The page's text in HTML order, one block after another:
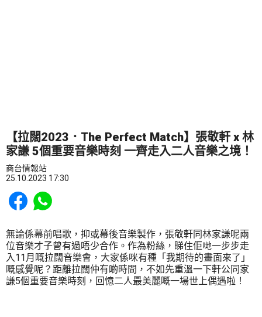
【拉闊2023．The Perfect Match】張敬軒 x 林
家謙 5個重要音樂時刻 一齊走入二人音樂之境！
商台情報站
25.10.2023 17:30
Share to Facebook
Share to WhatsApp
無論係幕前唱歌，抑或幕後音樂製作，張敬軒同林家謙呢兩
位音樂才子曾有過唔少合作。作為粉絲，睇住佢哋一步步走
入11月嘅拉闊音樂會，大家係咪有種「我期待的畫面來了」
嘅感覺呢？距離拉闊仲有啲時間，不如先重溫一下軒公同家
謙5個重要音樂時刻，回憶二人最美麗嘅一場世上偶遇啦！